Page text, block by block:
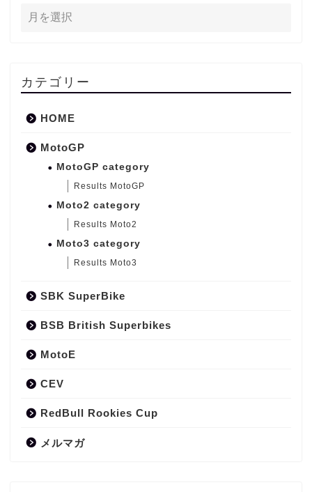
カテゴリー
HOME
MotoGP
MotoGP category
Results MotoGP
Moto2 category
Results Moto2
Moto3 category
Results Moto3
SBK SuperBike
BSB British Superbikes
MotoE
CEV
RedBull Rookies Cup
メルマガ